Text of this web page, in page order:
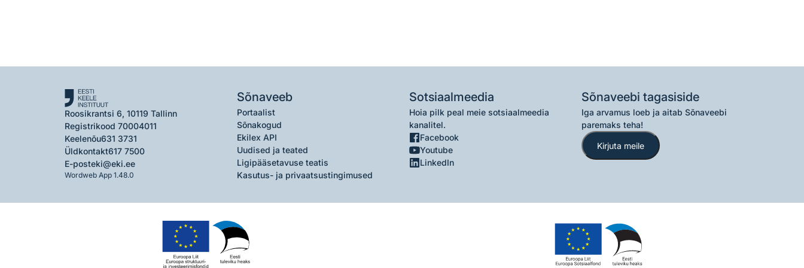
Roosikrantsi 6, 10119 Tallinn
Registrikood 70004011
Keelenõu631 3731
Üldkontakt617 7500
E-posteki@eki.ee
Wordweb App 1.48.0
Sõnaveeb
Portaalist
Sõnakogud
Ekilex API
Uudised ja teated
Ligipääsetavuse teatis
Kasutus- ja privaatsustingimused
Sotsiaalmeedia
Hoia pilk peal meie sotsiaalmeedia
kanalitel.
Facebook
Youtube
LinkedIn
Sõnaveebi tagasiside
Iga arvamus loeb ja aitab Sõnaveebi
paremaks teha!
Kirjuta meile